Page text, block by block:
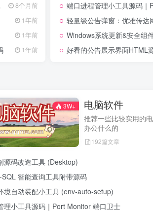
8个月前
1年前
1年前
1年前
端口进程管理小工具源码｜Port
轻量级公告弹窗：优雅传达
Windows系统更新&安全组件 一
好看的公告展示界面HTML
3W+ 电脑软件
推荐一些比较实用的
办公什么的
192篇文章
源码改造工具 (Desktop)
智能查询工具附带源码
境自动装配小工具 (env-auto-setup)
理小工具源码｜Port Monitor 端口卫士